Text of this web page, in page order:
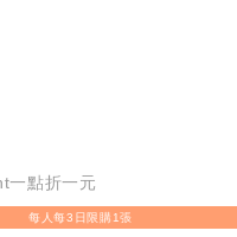
一點折一元
每人每3日限購1張